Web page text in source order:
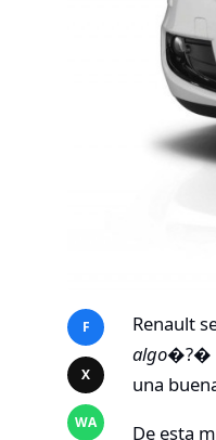
F
X
WA
Renault
algo�?�
una
De esta